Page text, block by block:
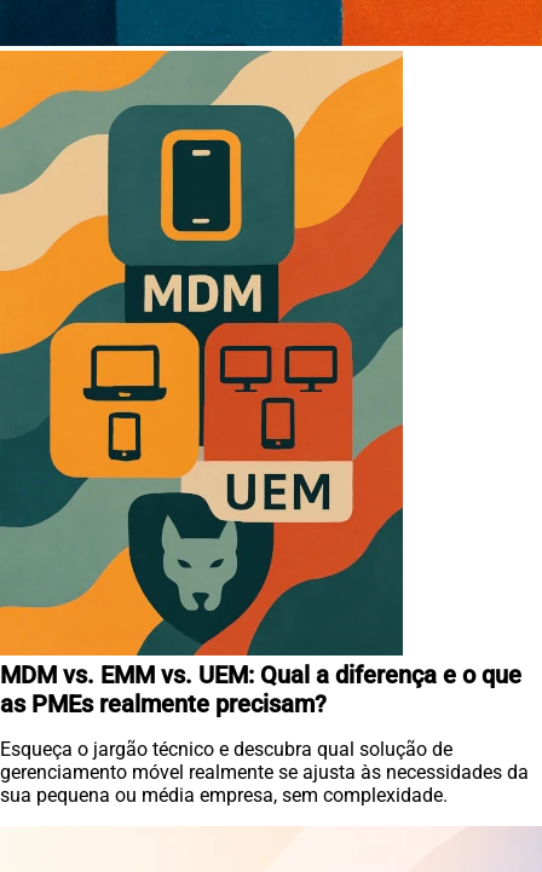
MDM vs. EMM vs. UEM: Qual a diferença e o que
as PMEs realmente precisam?
Esqueça o jargão técnico e descubra qual solução de
gerenciamento móvel realmente se ajusta às necessidades da
sua pequena ou média empresa, sem complexidade.